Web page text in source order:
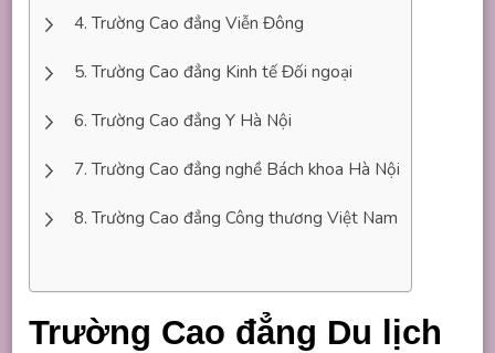
Trường Cao đẳng Viễn Đông
Trường Cao đẳng Kinh tế Đối ngoại
Trường Cao đẳng Y Hà Nội
Trường Cao đẳng nghề Bách khoa Hà Nội
Trường Cao đẳng Công thương Việt Nam
Trường Cao đẳng Du lịch